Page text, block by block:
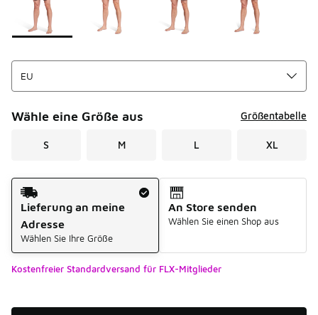
Wähle eine Größe aus Größentabelle
S M L XL
Versandart
Lieferung an meine
Adresse
Wählen Sie Ihre Größe
An Store senden
Wählen Sie einen Shop aus
Kostenfreier Standardversand für FLX-Mitglieder